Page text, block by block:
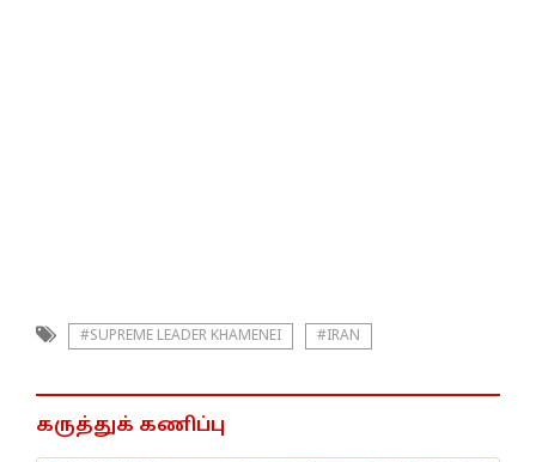
#SUPREME LEADER KHAMENEI #IRAN
கருத்துக் கணிப்பு